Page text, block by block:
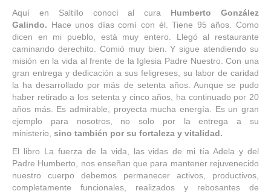
Aquí en Saltillo conocí al cura Humberto González
Galindo. Hace unos días comí con él. Tiene 95 años. Como
dicen en mi pueblo, está muy entero. Llegó al restaurante
caminando derechito. Comió muy bien. Y sigue atendiendo su
misión en la vida al frente de la Iglesia Padre Nuestro. Con una
gran entrega y dedicación a sus feligreses, su labor de caridad
la ha desarrollado por más de setenta años. Aunque se pudo
haber retirado a los setenta y cinco años, ha continuado por 20
años más. Es admirable, proyecta mucha energía. Es un gran
ejemplo para nosotros, no solo por la entrega a su
ministerio, sino también por su fortaleza y vitalidad.
El libro La fuerza de la vida, las vidas de mi tía Adela y del
Padre Humberto, nos enseñan que para mantener rejuvenecido
nuestro cuerpo debemos permanecer activos, productivos,
completamente funcionales, realizados y rebosantes de